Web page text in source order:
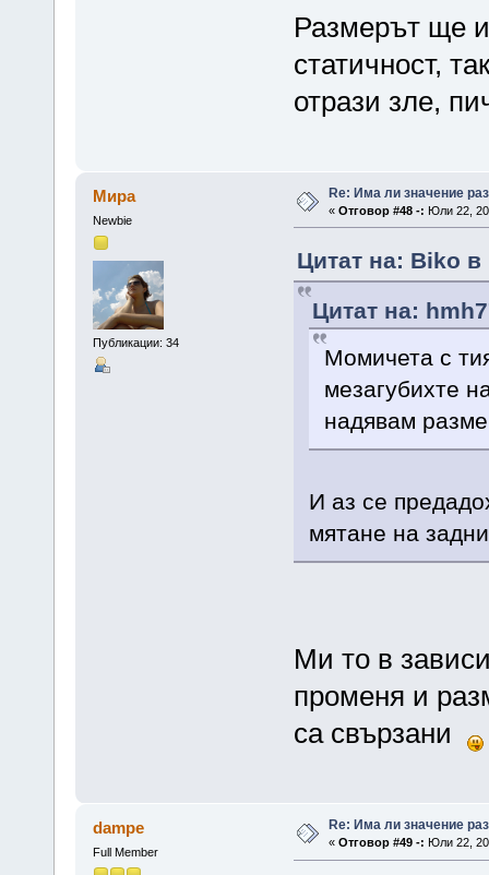
Размерът ще
статичност,
отрази зле,
Мира
Newbie
Публикации: 34
Re: Има ли значение
« Отговор #48 -: Юли 22,
Цитат на: Biko
Цитат на:
Момичета с
мезагубихте
надявам
И аз се
мятане на
Ми то в
променя и
са свързани
dampe
Full Member
Re: Има ли значение
« Отговор #49 -: Юли 22,